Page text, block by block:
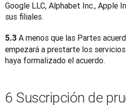
Google LLC, Alphabet Inc., Apple
sus filiales.
5.3 A menos que las Partes
empezará a prestarte los
haya formalizado el acuerdo.
6 Suscripción de